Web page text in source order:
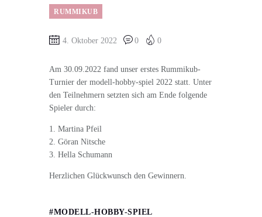
RUMMIKUB
4. Oktober 2022 0 0
Am 30.09.2022 fand unser erstes Rummikub-
Turnier der modell-hobby-spiel 2022 statt. Unter
den Teilnehmern setzten sich am Ende folgende
Spieler durch:
1. Martina Pfeil
2. Göran Nitsche
3. Hella Schumann
Herzlichen Glückwunsch den Gewinnern.
MODELL-HOBBY-SPIEL